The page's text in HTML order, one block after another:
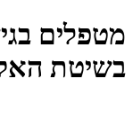
מטפלים
בשיטת